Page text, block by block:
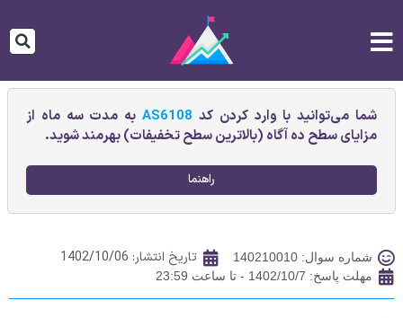
شما می‌توانید با وارد کردن کد AS6108به مدت سه ماه از
مزایای سطح ده آگاه (بالاترین سطح تخفیفات) بهرمند شوید.
راهنما
شماره سوال: 140210010 تاریخ انتشار: 1402/10/06
مهلت پاسخ: 1402/10/7 - تا ساعت 23:59